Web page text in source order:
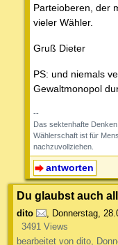
Parteioberen, der
vieler Wähler.
Gruß Dieter
PS: und niemals
Gewaltmonopol
--
Das sektenhafte
Wählerschaft ist für
nachzuvollziehen.
antworten
Du glaubst auch
dito Donnerstag,
3491 Views
bearbeitet von dito,